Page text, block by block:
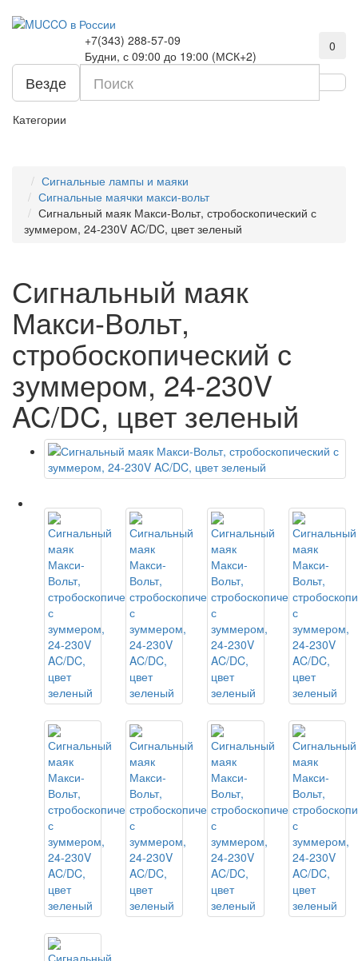
+7(343) 288-57-09
Будни, с 09:00 до 19:00 (МСК+2)
0
Везде
Категории
Сигнальные лампы и маяки
Сигнальные маячки макси-вольт
Сигнальный маяк Макси-Вольт, стробоскопический с
зуммером, 24-230V AC/DC, цвет зеленый
Сигнальный маяк
Макси-Вольт,
стробоскопический с
зуммером, 24-230V
AC/DC, цвет зеленый